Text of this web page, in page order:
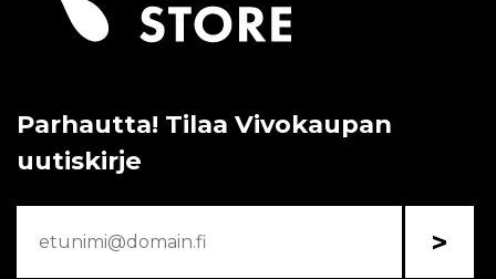
Parhautta! Tilaa Vivokaupan
uutiskirje
>